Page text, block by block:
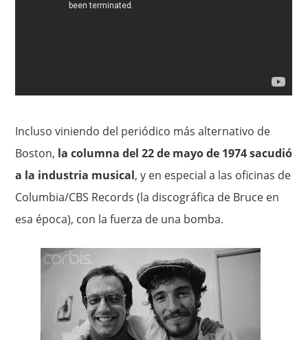
Incluso viniendo del periódico más alternativo de
Boston, la columna del 22 de mayo de 1974 sacudió
a la industria musical, y en especial a las oficinas de
Columbia/CBS Records (la discográfica de Bruce en
esa época), con la fuerza de una bomba.